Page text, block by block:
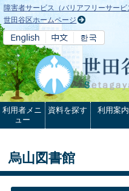
本文へ
障害者サービス（バリアフリーサービ
世田谷区ホームページ
利用者メニ
ュー
資料を探す 利用案内
烏山図書館